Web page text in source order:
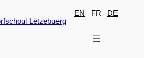
EN FR DE